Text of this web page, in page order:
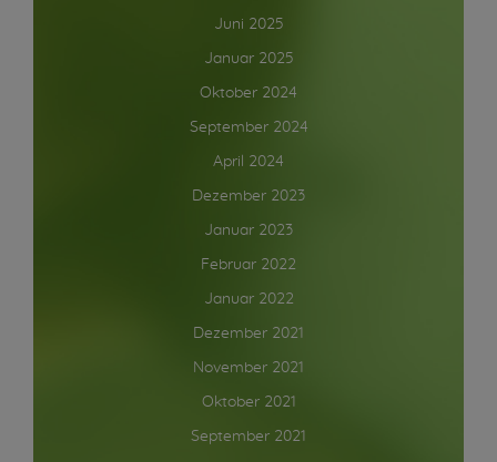
Juni 2025
Januar 2025
Oktober 2024
September 2024
April 2024
Dezember 2023
Januar 2023
Februar 2022
Januar 2022
Dezember 2021
November 2021
Oktober 2021
September 2021